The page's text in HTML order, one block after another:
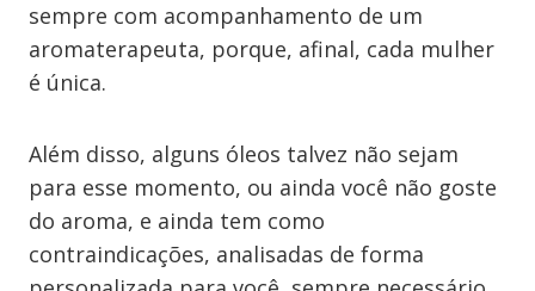
sempre com acompanhamento de um
aromaterapeuta, porque, afinal, cada mulher
é única.
Além disso, alguns óleos talvez não sejam
para esse momento, ou ainda você não goste
do aroma, e ainda tem como
contraindicações, analisadas de forma